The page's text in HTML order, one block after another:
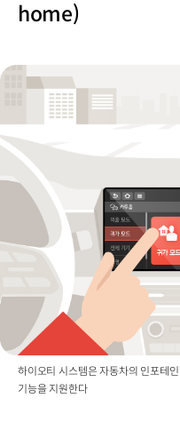
home)
하이오티 시스템은 자동차의 인포테
기능을 지원한다